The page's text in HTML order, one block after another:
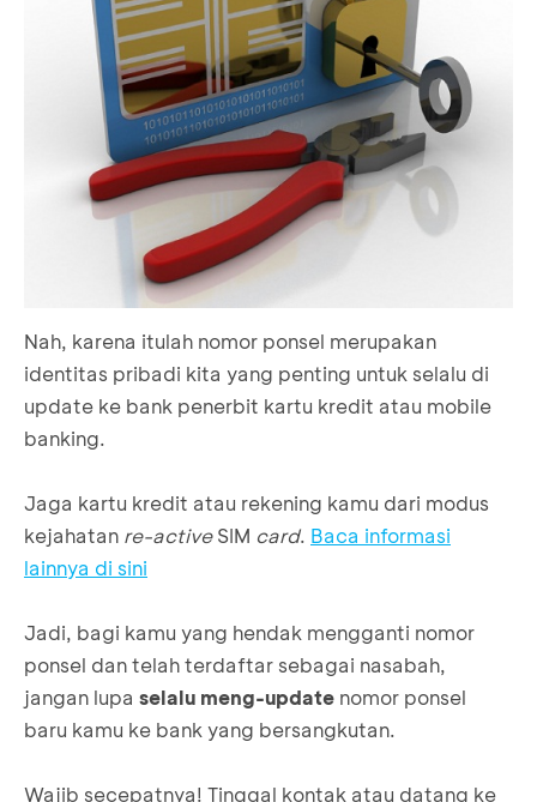
Nah, karena itulah nomor ponsel merupakan
identitas pribadi kita yang penting untuk selalu di
update ke bank penerbit kartu kredit atau mobile
banking.
Jaga kartu kredit atau rekening kamu dari modus
kejahatan re-activeSIM card. Baca informasi
lainnya di sini
Jadi, bagi kamu yang hendak mengganti nomor
ponsel dan telah terdaftar sebagai nasabah,
jangan lupa selalu meng-update nomor ponsel
baru kamu ke bank yang bersangkutan.
Wajib secepatnya! Tinggal kontak atau datang ke